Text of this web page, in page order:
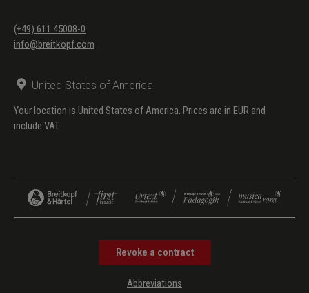
(+49) 611 45008-0
info@breitkopf.com
United States of America
Your location is United States of America. Prices are in EUR and
include VAT.
Revoke a contract
Abbreviations